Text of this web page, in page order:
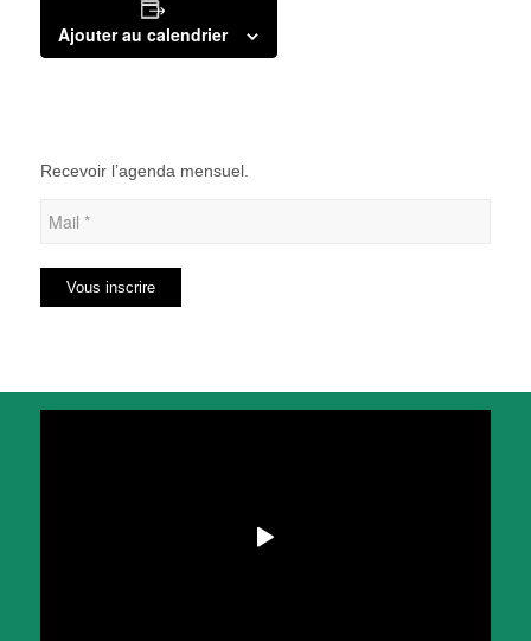
Ajouter au calendrier
Recevoir l’agenda mensuel.